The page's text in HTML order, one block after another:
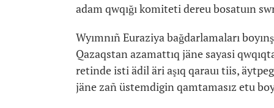
adam qwqığı komiteti dereu bosatuın
Wyımnıñ Euraziya bağdarlamaları
Qazaqstan azamattıq jäne sayasi
retinde isti ädil äri aşıq qarauı tiis,
jäne zañ üstemdigin qamtamasız etu